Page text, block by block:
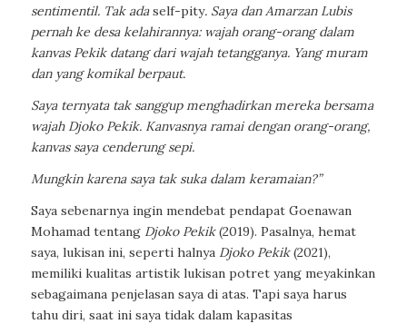
sentimentil. Tak adaself-pity. Saya dan Amarzan Lubis
pernah ke desa kelahirannya: wajah orang-orang dalam
kanvas Pekik datang dari wajah tetangganya. Yang muram
dan yang komikal berpaut.
Saya ternyata tak sanggup menghadirkan mereka bersama
wajah Djoko Pekik. Kanvasnya ramai dengan orang-orang,
kanvas saya cenderung sepi.
Mungkin karena saya tak suka dalam keramaian?”
Saya sebenarnya ingin mendebat pendapat Goenawan
Mohamad tentang Djoko Pekik(2019). Pasalnya, hemat
saya, lukisan ini, seperti halnya Djoko Pekik(2021),
memiliki kualitas artistik lukisan potret yang meyakinkan
sebagaimana penjelasan saya di atas. Tapi saya harus
tahu diri, saat ini saya tidak dalam kapasitas